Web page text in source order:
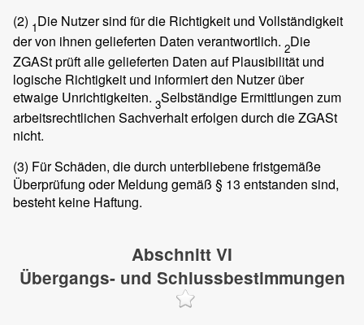
(2) 1Die Nutzer sind für die Richtigkeit und Vollständigkeit
der von ihnen gelieferten Daten verantwortlich. 2Die
ZGASt prüft alle gelieferten Daten auf Plausibilität und
logische Richtigkeit und informiert den Nutzer über
etwaige Unrichtigkeiten. 3Selbständige Ermittlungen zum
arbeitsrechtlichen Sachverhalt erfolgen durch die ZGASt
nicht.
(3) Für Schäden, die durch unterbliebene fristgemäße
Überprüfung oder Meldung gemäß § 13 entstanden sind,
besteht keine Haftung.
Abschnitt VI
Übergangs- und Schlussbestimmungen